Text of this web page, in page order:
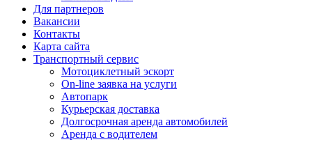
Для партнеров
Вакансии
Контакты
Карта сайта
Транспортный сервис
Мотоциклетный эскорт
On-line заявка на услуги
Автопарк
Курьерская доставка
Долгосрочная аренда автомобилей
Аренда с водителем